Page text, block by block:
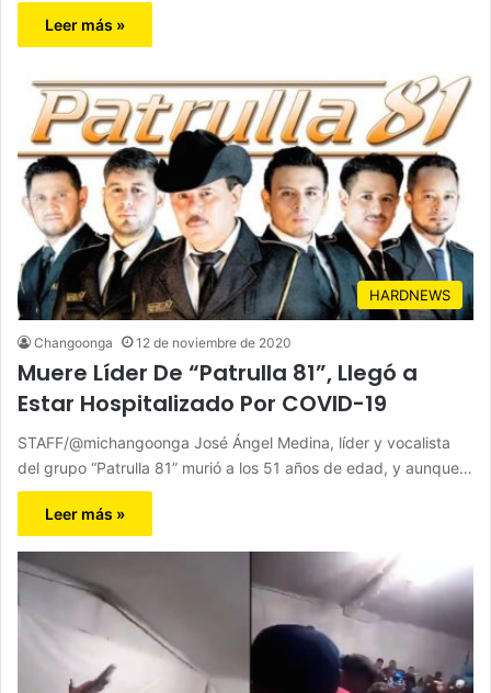
Leer más »
HARDNEWS
Changoonga 12 de noviembre de 2020
Muere Líder De “Patrulla 81”, Llegó a
Estar Hospitalizado Por COVID-19
STAFF/@michangoonga José Ángel Medina, líder y vocalista
del grupo “Patrulla 81” murió a los 51 años de edad, y aunque…
Leer más »